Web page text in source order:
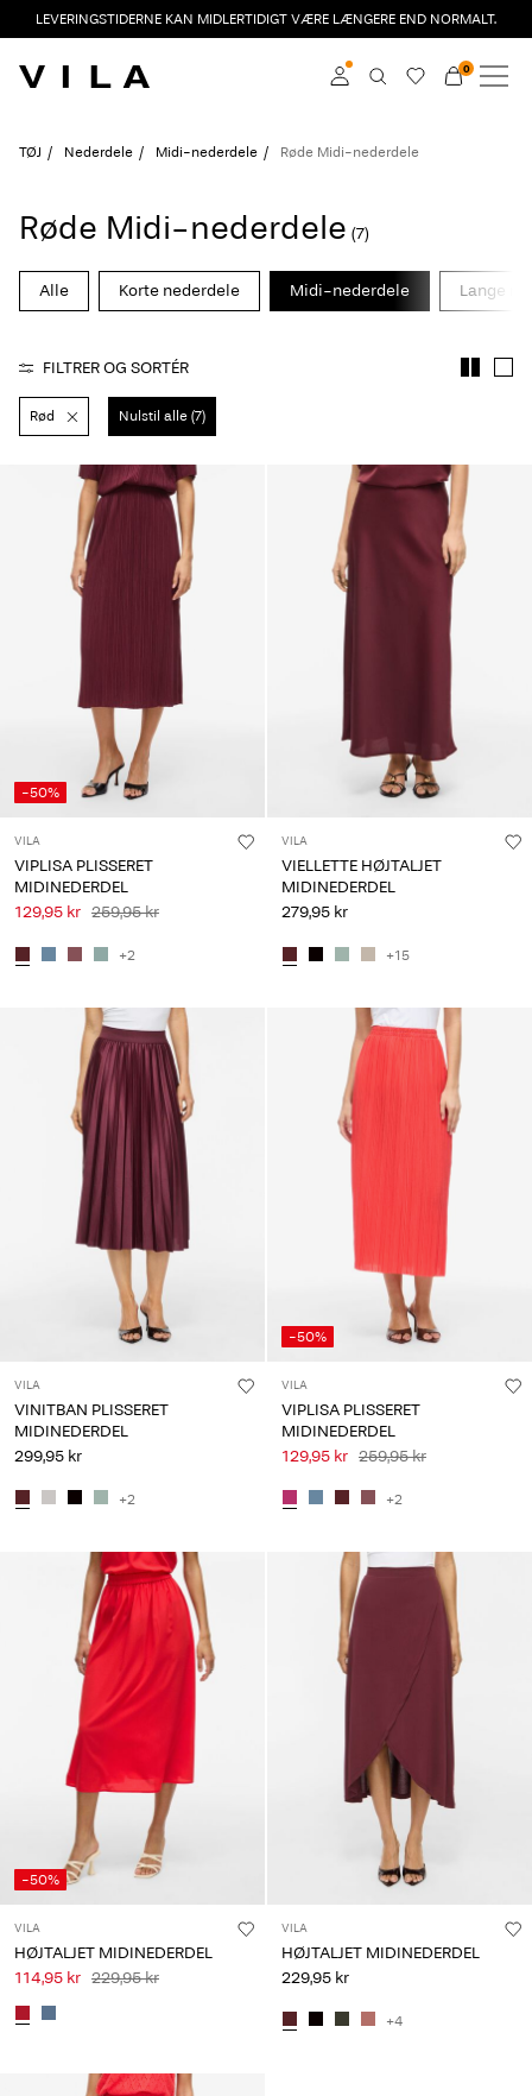
LEVERINGSTIDERNE KAN MIDLERTIDIGT VÆRE LÆNGERE END NORMALT.
Log ind
VILA Club
0
NYHEDER
TØJ
VILA CLUB
ROUGE EDIT
spørgsmål?
Danmark
dansk
TØJ Nederdele Midi-nederdele Røde Midi-nederdele
Røde Midi-nederdele (7)
Alle Korte nederdele Midi-nederdele Lange
FILTRER OG SORTÉR
Rød Nulstil alle (7)
-50%
VILA
VIPLISA PLISSERET
MIDINEDERDEL
129,95 kr 259,95 kr
+2
VILA
VIELLETTE HØJTALJET
MIDINEDERDEL
279,95 kr
+15
VILA
VINITBAN PLISSERET
MIDINEDERDEL
299,95 kr
+2
-50%
VILA
VIPLISA PLISSERET
MIDINEDERDEL
129,95 kr 259,95 kr
+2
-50%
VILA
HØJTALJET MIDINEDERDEL
114,95 kr 229,95 kr
VILA
HØJTALJET MIDINEDERDEL
229,95 kr
+4